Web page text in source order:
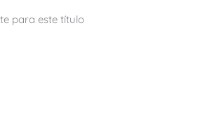
para este título